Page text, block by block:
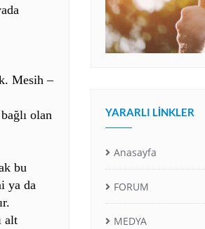
Mesih –
olan
bu
ya da
alt
YARARLI LINKLER
Anasayfa
FORUM
MEDYA